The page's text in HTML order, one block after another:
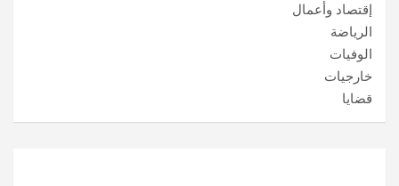
إقتصاد وأعمال
الرياضة
الوفيات
خارجيات
قضايا